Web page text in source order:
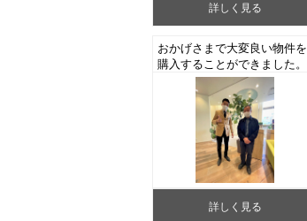
詳しく見る
おかげさまで大変良い物件を
購入することができました。
（藤沢市M様 中古マンショ
ンご成約）
詳しく見る